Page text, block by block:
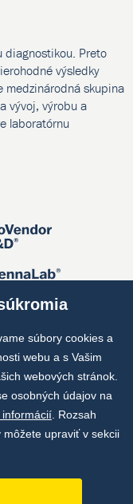
diagnostikou. Preto
výsledky
medzinárodná skupina
vývoj, výrobu a
laboratórnu
súbory cookies a
webu a s Vašim
webových stránok.
osobných údajov na
informácií . Rozsah
môžete upraviť v sekcii